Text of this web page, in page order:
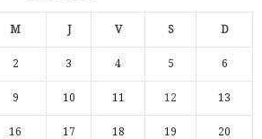
M J V S D
2 3 4 5 6
9 10 11 12 13
16 17 18 19 20